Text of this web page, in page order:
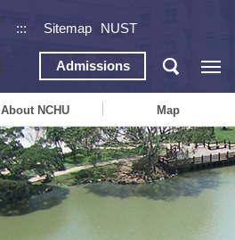
::: Sitemap NUST
Admissions
About NCHU Map